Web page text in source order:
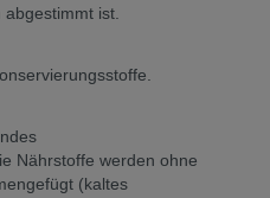
ist.
Nährstoffe werden ohne
(kaltes